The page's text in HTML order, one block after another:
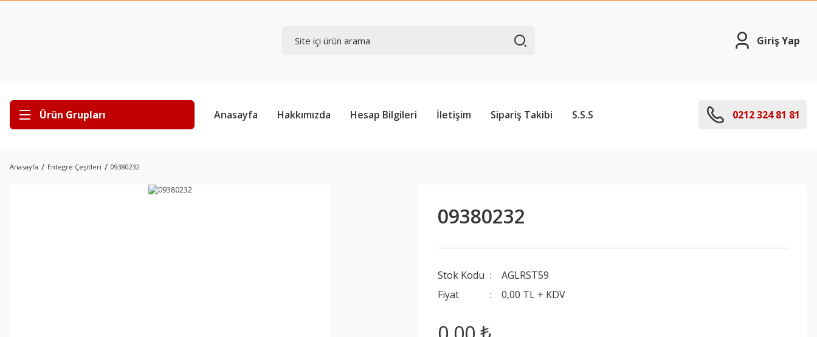
Giriş Yap
Ürün Grupları Anasayfa Hakkımızda Hesap Bilgileri İletişim Sipariş Takibi S.S.S 0212 324 81 81
Anasayfa Entegre Çeşitleri 09380232
09380232
Stok Kodu
AGLRST59
Fiyat
0,00 TL + KDV